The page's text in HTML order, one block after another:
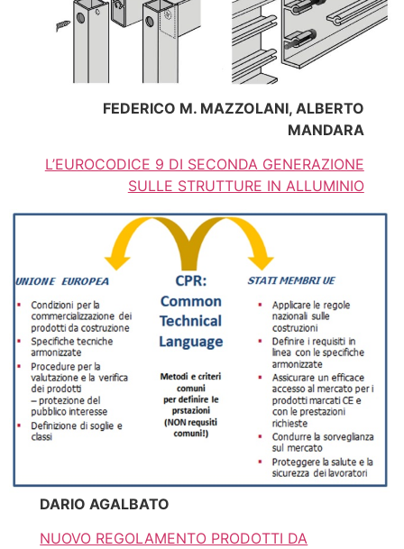
FEDERICO M. MAZZOLANI, ALBERTO
MANDARA
L’EUROCODICE 9 DI SECONDA GENERAZIONE
SULLE STRUTTURE IN ALLUMINIO
DARIO AGALBATO
NUOVO REGOLAMENTO PRODOTTI DA